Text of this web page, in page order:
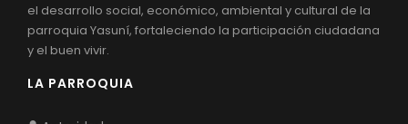
el desarrollo social, económico, ambiental y cultural de la
parroquia Yasuní, fortaleciendo la participación ciudadana
y el buen vivir.
LA PARROQUIA